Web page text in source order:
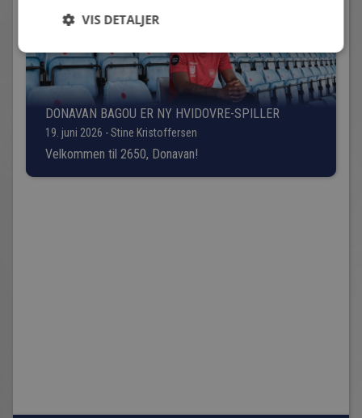
DONAVAN BAGOU ER NY HVIDOVRE-SPILLER
19. juni 2026 - Stine Kristoffersen
Velkommen til 2650, Donavan!
VIS DETALJER